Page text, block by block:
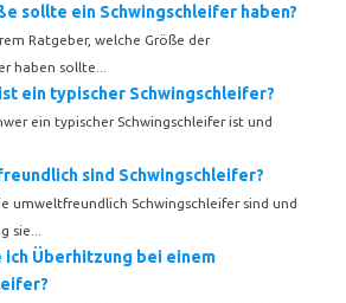
sollte ein Schwingschleifer haben?
Ratgeber, welche Größe der
haben sollte...
ein typischer Schwingschleifer?
ein typischer Schwingschleifer ist und
sind Schwingschleifer?
umweltfreundlich Schwingschleifer sind und
sie...
ich Überhitzung bei einem